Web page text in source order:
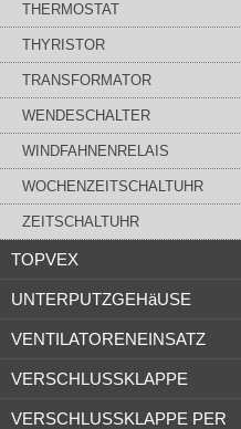
THERMOSTAT
THYRISTOR
TRANSFORMATOR
WENDESCHALTER
WINDFAHNENRELAIS
WOCHENZEITSCHALTUHR
ZEITSCHALTUHR
TOPVEX
UNTERPUTZGEHäUSE
VENTILATORENEINSATZ
VERSCHLUSSKLAPPE
VERSCHLUSSKLAPPE PER